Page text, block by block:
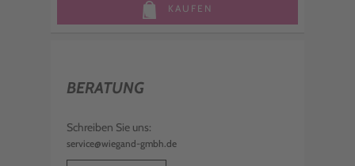
KAUFEN
BERATUNG
Schreiben Sie uns:
service@wiegand-gmbh.de